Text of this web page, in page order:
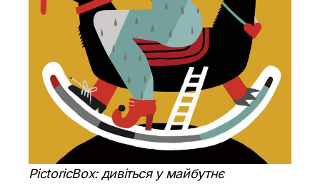
PictoricBox: дивіться у майбутнє